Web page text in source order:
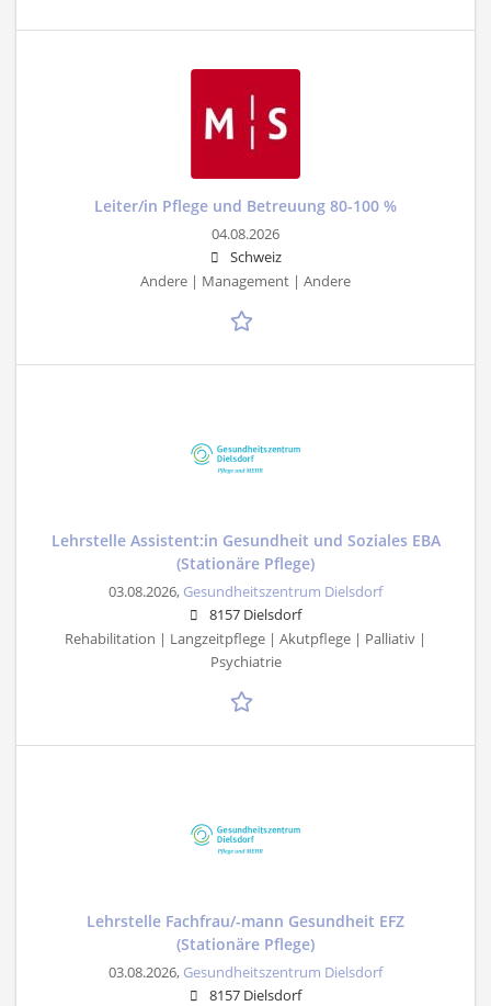
Leiter/in Pflege und Betreuung 80-100 %
04.08.2026
Schweiz
Andere | Management | Andere
Lehrstelle Assistent:in Gesundheit und Soziales EBA
(Stationäre Pflege)
03.08.2026, Gesundheitszentrum Dielsdorf
8157 Dielsdorf
Rehabilitation | Langzeitpflege | Akutpflege | Palliativ |
Psychiatrie
Lehrstelle Fachfrau/-mann Gesundheit EFZ
(Stationäre Pflege)
03.08.2026, Gesundheitszentrum Dielsdorf
8157 Dielsdorf